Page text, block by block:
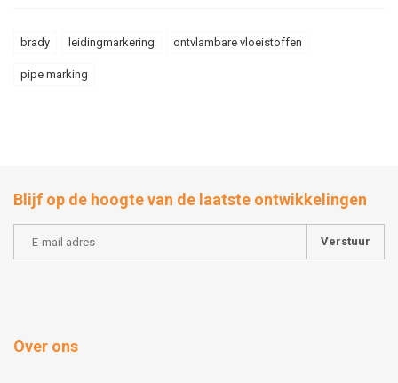
brady leidingmarkering ontvlambare vloeistoffen
pipe marking
Blijf op de hoogte van de laatste ontwikkelingen
Verstuur
Over ons